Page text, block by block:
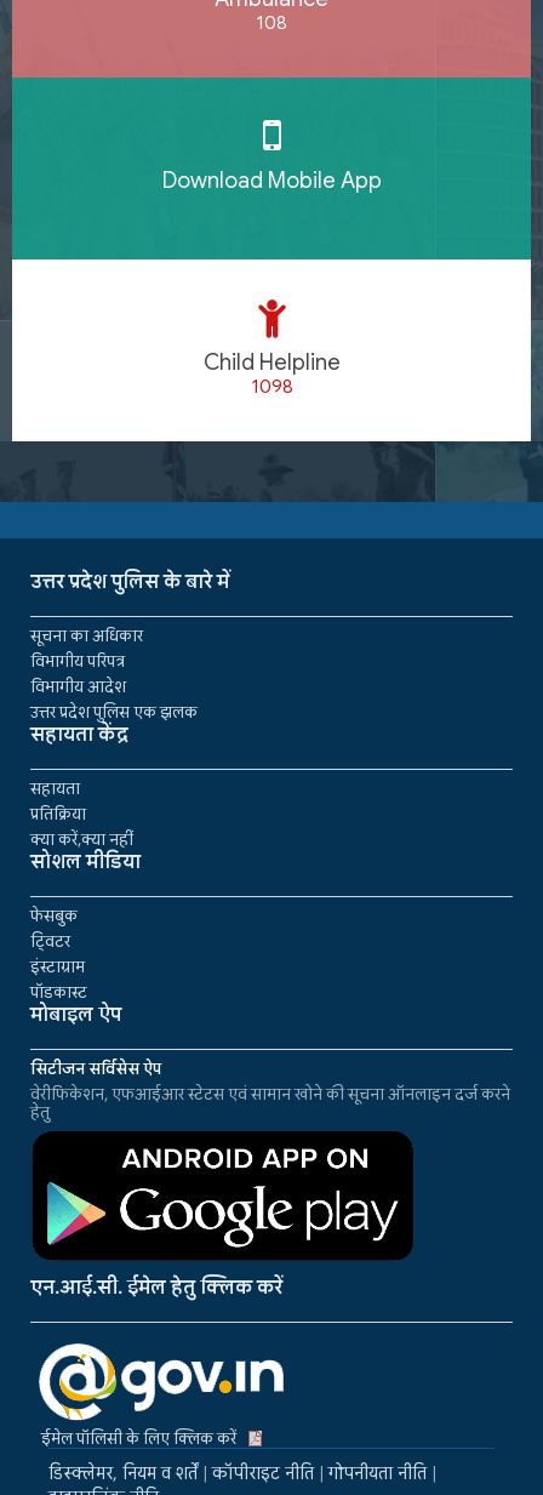
108
Download Mobile App
Child Helpline
1098
उत्तर प्रदेश पुलिस के बारे में
सूचना का अधिकार
विभागीय परिपत्र
विभागीय आदेश
उत्तर प्रदेश पुलिस एक झलक
सहायता केंद्र
सहायता
प्रतिक्रिया
क्या करें,क्या नहीं
सोशल मीडिया
फेसबुक
ट्विटर
इंस्टाग्राम
पॉडकास्ट
मोबाइल ऐप
सिटीजन सर्विसेस ऐप
वेरीफिकेशन, एफआईआर स्टेटस एवं सामान खोने की सूचना ऑनलाइन दर्ज करने
हेतु
एन.आई.सी. ईमेल हेतु क्लिक करें
ईमेल पॉलिसी के लिए क्लिक करें
डिस्क्लेमर, नियम व शर्तें|कॉपीराइट नीति|गोपनीयता नीति|